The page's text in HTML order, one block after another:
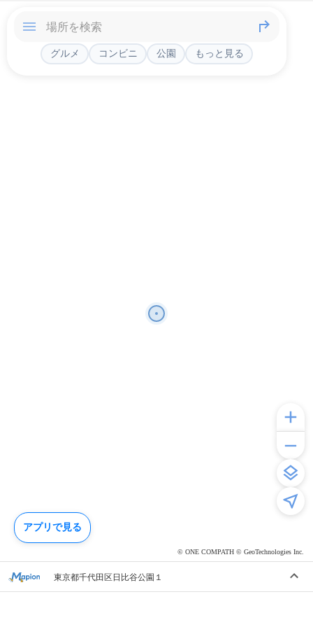
© ONE COMPATH © GeoTechnologies Inc.
グルメ コンビニ 公園 もっと見る
東京都千代田区日比谷公園１
アプリで見る